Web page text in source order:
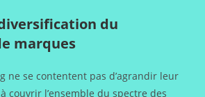
du
marques
ne se contentent pas d’agrandir leur
couvrir l’ensemble du spectre des